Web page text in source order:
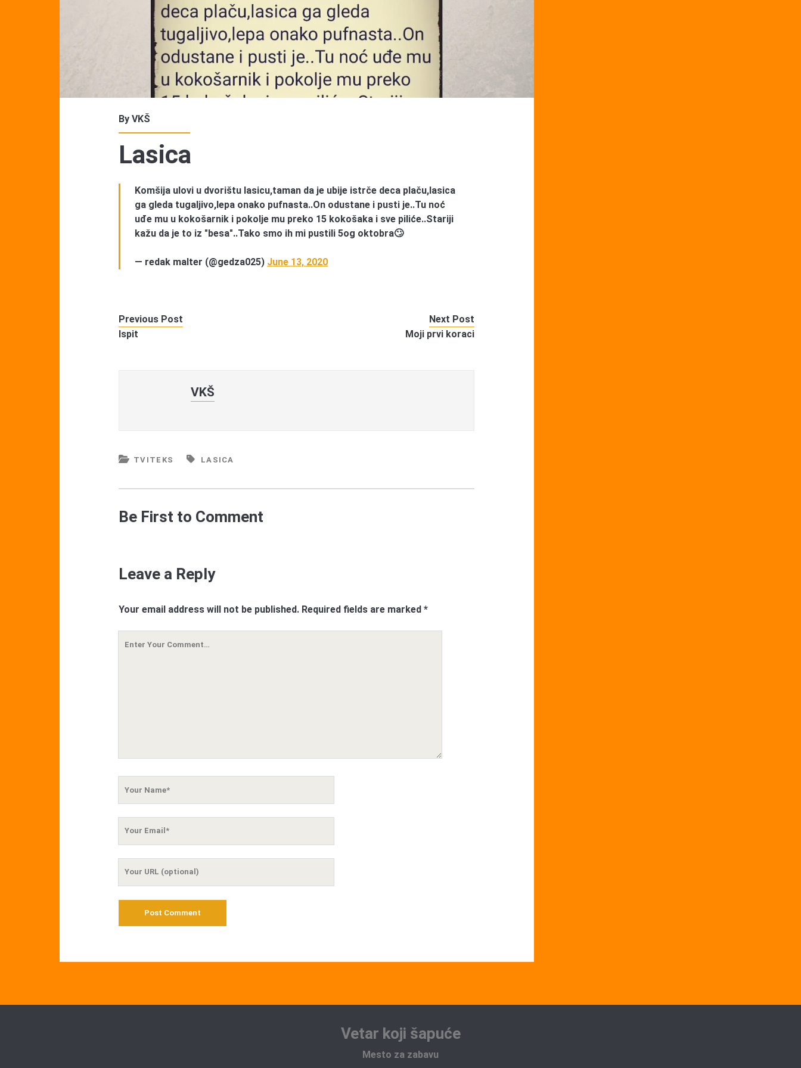
ByVKŠ
Lasica
Komšija ulovi u dvorištu lasicu,taman da je ubije istrče deca plaču,lasica
ga gleda tugaljivo,lepa onako pufnasta..On odustane i pusti je..Tu noć
uđe mu u kokošarnik i pokolje mu preko 15 kokošaka i sve piliće..Stariji
kažu da je to iz "besa"..Tako smo ih mi pustili 5og oktobra🙄
— redak malter (@gedza025) June 13, 2020
Previous Post
Ispit
Next Post
Moji prvi koraci
VKŠ
TVITEKS LASICA
Be First to Comment
Leave a Reply
Your email address will not be published. Required fields are marked*
Vetar koji šapuće
Mesto za zabavu